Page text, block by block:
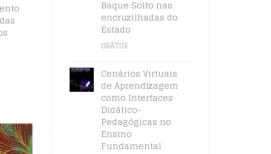
Baque Solto nas
encruzilhadas do
Estado
GRÁTIS!
Cenários Virtuais
de Aprendizagem
como Interfaces
Didático-
Pedagógicas no
Ensino
Fundamental